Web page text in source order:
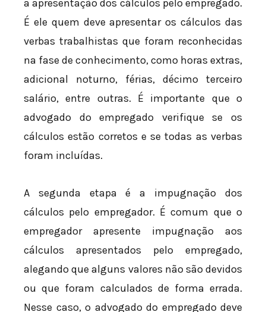
a apresentação dos cálculos pelo empregado.
É ele quem deve apresentar os cálculos das
verbas trabalhistas que foram reconhecidas
na fase de conhecimento, como horas extras,
adicional noturno, férias, décimo terceiro
salário, entre outras. É importante que o
advogado do empregado verifique se os
cálculos estão corretos e se todas as verbas
foram incluídas.
A segunda etapa é a impugnação dos
cálculos pelo empregador. É comum que o
empregador apresente impugnação aos
cálculos apresentados pelo empregado,
alegando que alguns valores não são devidos
ou que foram calculados de forma errada.
Nesse caso, o advogado do empregado deve